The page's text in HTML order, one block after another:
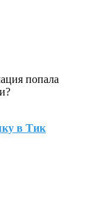
попала
в Тик